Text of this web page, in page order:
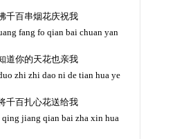
百串烟花庆祝我
fang fo qian bai chuan yan
你的天花也亲我
zhi zhi dao ni de tian hua ye
百扎心花送给我
jiang qian bai zha xin hua